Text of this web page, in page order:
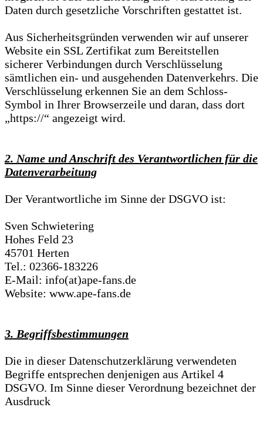
Daten durch gesetzliche Vorschriften gestattet ist.
Aus Sicherheitsgründen verwenden wir auf unserer
Website ein SSL Zertifikat zum Bereitstellen
sicherer Verbindungen durch Verschlüsselung
sämtlichen ein- und ausgehenden Datenverkehrs. Die
Verschlüsselung erkennen Sie an dem Schloss-
Symbol in Ihrer Browserzeile und daran, dass dort
„https://“ angezeigt wird.
2. Name und Anschrift des Verantwortlichen für die
Datenverarbeitung
Der Verantwortliche im Sinne der DSGVO ist:
Sven Schwietering
Hohes Feld 23
45701 Herten
Tel.: 02366-183226
E-Mail: info(at)ape-fans.de
Website: www.ape-fans.de
3. Begriffsbestimmungen
Die in dieser Datenschutzerklärung verwendeten
Begriffe entsprechen denjenigen aus Artikel 4
DSGVO. Im Sinne dieser Verordnung bezeichnet der
Ausdruck